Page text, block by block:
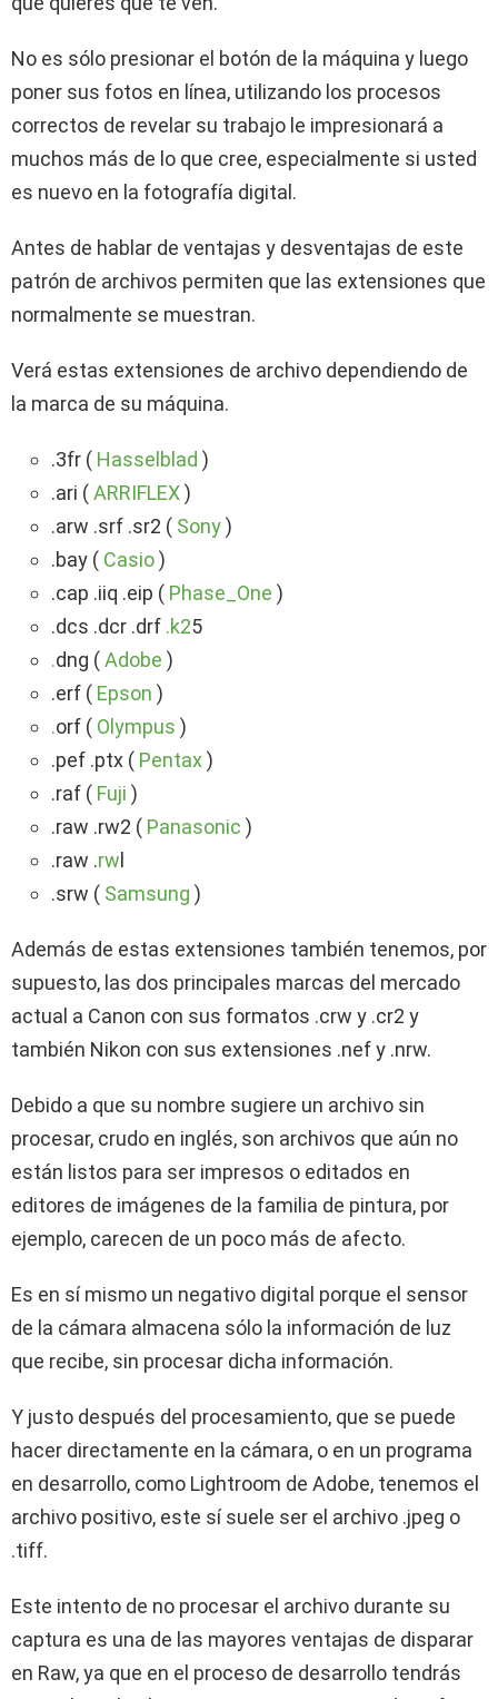
No es sólo presionar el botón de la máquina y luego
poner sus fotos en línea, utilizando los procesos
correctos de revelar su trabajo le impresionará a
muchos más de lo que cree, especialmente si usted
es nuevo en la fotografía digital.
Antes de hablar de ventajas y desventajas de este
patrón de archivos permiten que las extensiones que
normalmente se muestran.
Verá estas extensiones de archivo dependiendo de
la marca de su máquina.
.3fr ( Hasselblad )
.ari (ARRIFLEX)
.arw .srf .sr2 ( Sony)
.bay ( Casio)
.cap .iiq .eip ( Phase_One )
.dcs .dcr .drf .k25
.dng (Adobe )
.erf ( Epson )
.orf ( Olympus )
.pef .ptx ( Pentax)
.raf ( Fuji )
.raw .rw2 ( Panasonic )
.raw .rw
.srw ( Samsung )
Además de estas extensiones también tenemos, por
supuesto, las dos principales marcas del mercado
actual a Canon con sus formatos .crw y .cr2 y
también Nikon con sus extensiones .nef y .nrw.
Debido a que su nombre sugiere un archivo sin
procesar, crudo en inglés, son archivos que aún no
están listos para ser impresos o editados en
editores de imágenes de la familia de pintura, por
ejemplo, carecen de un poco más de afecto.
Es en sí mismo un negativo digital porque el sensor
de la cámara almacena sólo la información de luz
que recibe, sin procesar dicha información.
Y justo después del procesamiento, que se puede
hacer directamente en la cámara, o en un programa
en desarrollo, como Lightroom de Adobe, tenemos el
archivo positivo, este sí suele ser el archivo .jpeg o
.tiff.
Este intento de no procesar el archivo durante su
captura es una de las mayores ventajas de disparar
en Raw, ya que en el proceso de desarrollo tendrás